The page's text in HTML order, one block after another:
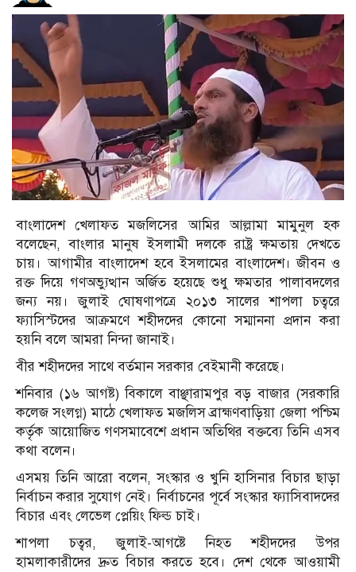
বাংলাদেশ খেলাফত মজলিসের আমির আল্লামা মামুনুল হক
বলেছেন, বাংলার মানুষ ইসলামী দলকে রাষ্ট্র ক্ষমতায় দেখতে
চায়। আগামীর বাংলাদেশ হবে ইসলামের বাংলাদেশ। জীবন ও
রক্ত দিয়ে গণঅভ্যুত্থান অর্জিত হয়েছে শুধু ক্ষমতার পালাবদলের
জন্য নয়। জুলাই ঘোষণাপত্রে ২০১৩ সালের শাপলা চত্বরে
ফ্যাসিস্টদের আক্রমণে শহীদদের কোনো সম্মাননা প্রদান করা
হয়নি বলে আমরা নিন্দা জানাই।
বীর শহীদদের সাথে বর্তমান সরকার বেইমানী করেছে।
শনিবার (১৬ আগষ্ট) বিকালে বাঞ্ছারামপুর বড় বাজার (সরকারি
কলেজ সংলগ্ন) মাঠে খেলাফত মজলিস ব্রাহ্মণবাড়িয়া জেলা পশ্চিম
কর্তৃক আয়োজিত গণসমাবেশে প্রধান অতিথির বক্তব্যে তিনি এসব
কথা বলেন।
এসময় তিনি আরো বলেন, সংস্কার ও খুনি হাসিনার বিচার ছাড়া
নির্বাচন করার সুযোগ নেই। নির্বাচনের পূর্বে সংস্কার ফ্যাসিবাদদের
বিচার এবং লেভেল প্লেয়িং ফিল্ড চাই।
শাপলা চত্বর, জুলাই-আগষ্টে নিহত শহীদদের উপর
হামলাকারীদের দ্রুত বিচার করতে হবে। দেশ থেকে আওয়ামী